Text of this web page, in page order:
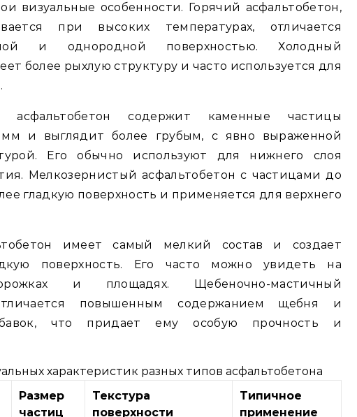
визуальные особенности. Горячий асфальтобетон,
при высоких температурах, отличается
и однородной поверхностью. Холодный
более рыхлую структуру и часто используется для
асфальтобетон содержит каменные частицы
и выглядит более грубым, с явно выраженной
Его обычно используют для нижнего слоя
Мелкозернистый асфальтобетон с частицами до
гладкую поверхность и применяется для верхнего
имеет самый мелкий состав и создает
поверхность. Его часто можно увидеть на
и площадях. Щебеночно-мастичный
повышенным содержанием щебня и
что придает ему особую прочность и
характеристик разных типов асфальтобетона
Размер
частиц
Текстура
поверхности
Типичное
применение